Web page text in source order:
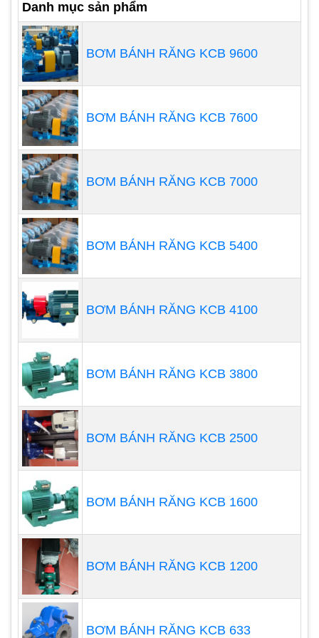
quay tay hay loại sử dụng khí nén.
Bơm hóa chất từ thùng phuy có nhiều dung tích
khác nhau tuỳu thuộc vào nhu cầu sử dụng, tuy
nhiên người ta thường sử dụng máy bơm thùng
phuy khi thùng phuy có dung tích lớn khoảng từ 19
lít đến 210 lít.
Trong nhiều trường hợp,
còn được trang bị thêm: chiều dài ống bơm có thể
thay đổi, bộ đo lưu lượng, động cơ phòng chống
cháy nổ, đầy đủ CO, CQ.
Vật liệu chế tạo:
Máy bơm được sản xuất từ các vật liệu thông
thường như các loại máy bơm khác, tuy nhiên tại vị
trí tiếp xúc chất bơm như thân bơm, trục bơm,…
phải lựa chọn chất liệu có khả năng chống ăn mòn
và có độ bền tốt như Polypropylen, nhựa dẻo, nhựa
Platic, một số trường hợp dùng inox 316 cho
những chất lỏng không có tính ăn mòn cao.
Danh mục sản phẩm
BƠM BÁNH RĂNG KCB 9600
BƠM BÁNH RĂNG KCB 7600
BƠM BÁNH RĂNG KCB 7000
BƠM BÁNH RĂNG KCB 5400
BƠM BÁNH RĂNG KCB 4100
BƠM BÁNH RĂNG KCB 3800
BƠM BÁNH RĂNG KCB 2500
BƠM BÁNH RĂNG KCB 1600
BƠM BÁNH RĂNG KCB 1200
BƠM BÁNH RĂNG KCB 633